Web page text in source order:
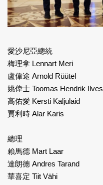
愛沙尼亞總統
梅理拿 Lennart Meri
盧偉途 Arnold Rüütel
姚偉士 Toomas Hendrik Ilves
高佑愛 Kersti Kaljulaid
賈利時 Alar Karis
總理
賴馬德 Mart Laar
達朗德 Andres Tarand
華喜定 Tiit Vähi